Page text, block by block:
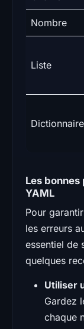
Nombre
Liste
Dictionnaire
Les
YAML
Pour
les erreurs
essentiel de
quelques
Utiliser
Gardez
chaque